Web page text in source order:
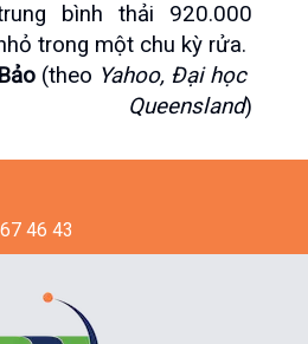
bình thải 920.000
trong một chu kỳ rửa.
(theo Yahoo, Đại học
Queensland)
46 43